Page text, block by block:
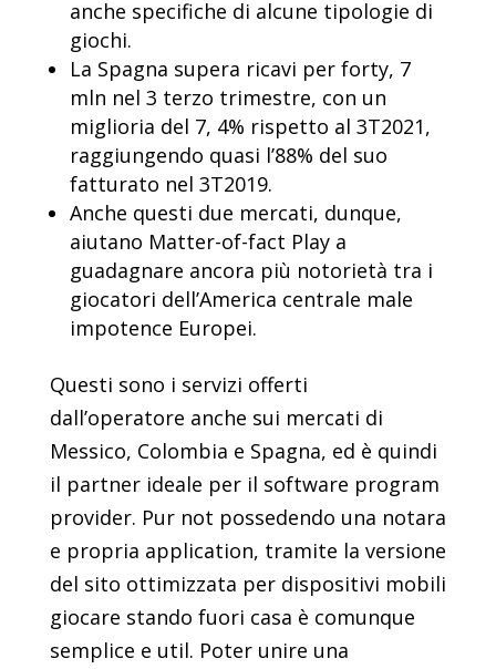
anche specifiche di alcune tipologie di
giochi.
La Spagna supera ricavi per forty, 7
mln nel 3 terzo trimestre, con un
miglioria del 7, 4% rispetto al 3T2021,
raggiungendo quasi l’88% del suo
fatturato nel 3T2019.
Anche questi due mercati, dunque,
aiutano Matter-of-fact Play a
guadagnare ancora più notorietà tra i
giocatori dell’America centrale male
impotence Europei.
Questi sono i servizi offerti
dall’operatore anche sui mercati di
Messico, Colombia e Spagna, ed è quindi
il partner ideale per il software program
provider. Pur not possedendo una notara
e propria application, tramite la versione
del sito ottimizzata per dispositivi mobili
giocare stando fuori casa è comunque
semplice e util. Poter unire una